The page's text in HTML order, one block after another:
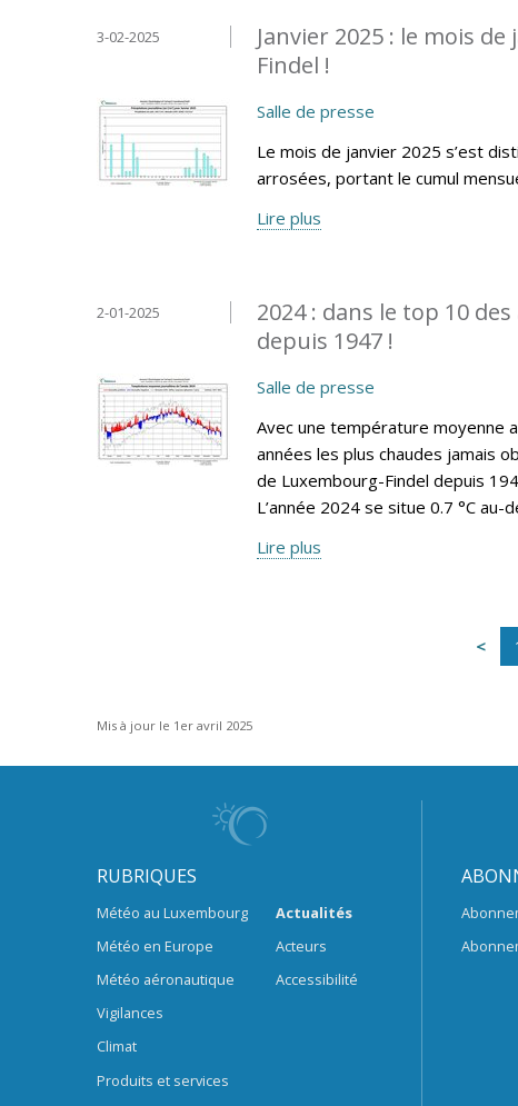
Janvier 2025 : le mois
Findel !
3-02-2025
Salle de presse
Le mois de janvier 2025 s’est
arrosées, portant le cumul
Lire plus
2024 : dans le top 10
depuis 1947 !
2-01-2025
Salle de presse
Avec une température moyenne
années les plus chaudes jamais
de Luxembourg-Findel depuis
L’année 2024 se situe 0.7 °C
Lire plus
Mis à jour le 1er avril 2025
RUBRIQUES
Météo au Luxembourg
Météo en Europe
Météo aéronautique
Vigilances
Climat
Produits et services
Actualités
Acteurs
Accessibilité